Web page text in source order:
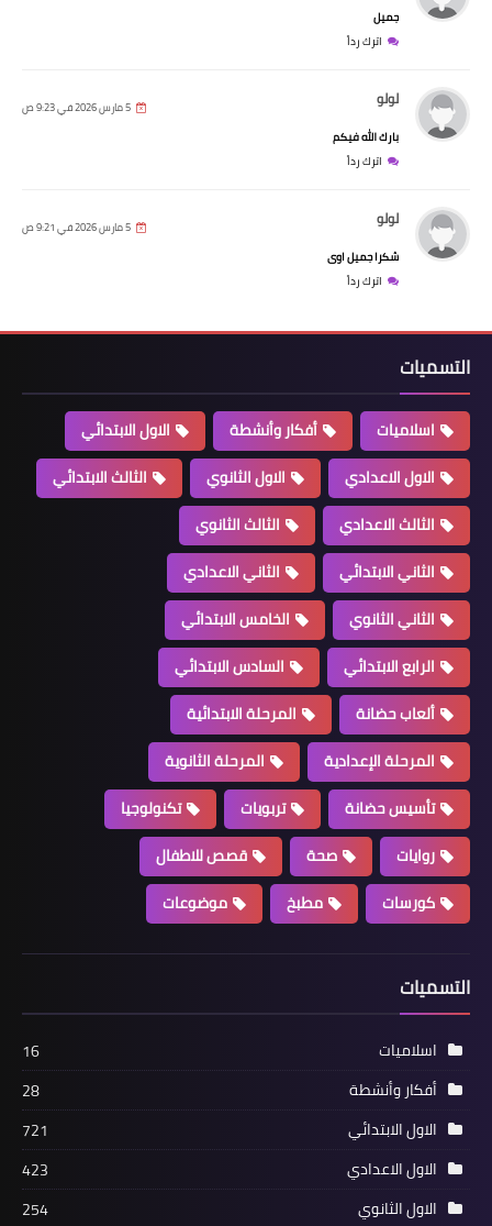
جميل
اترك رداً
لولو 5 مارس 2026 في 9:23 ص
بارك الله فيكم
اترك رداً
لولو 5 مارس 2026 في 9:21 ص
شكرا جميل اوى
اترك رداً
التسميات
اسلاميات أفكار وأنشطة
الاول الابتدائي
الاول الاعدادي
الاول الثانوي
الثالث الابتدائي
الثالث الاعدادي
الثالث الثانوي
الثاني الابتدائي
الثاني الاعدادي
الثاني الثانوي
الخامس الابتدائي
الرابع الابتدائي
السادس الابتدائي
ألعاب حضانة
المرحلة الابتدائية
المرحلة الإعدادية
المرحلة الثانوية
تأسيس حضانة
تربويات
تكنولوجيا
روايات
صحة
قصص للاطفال
كورسات
مطبخ موضوعات
التسميات
اسلاميات
16
أفكار وأنشطة
28
الاول الابتدائي
721
الاول الاعدادي
423
الاول الثانوي
254